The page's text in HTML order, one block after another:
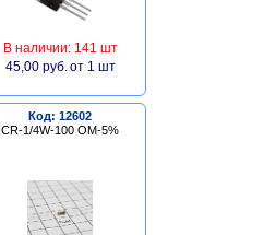
В наличии: 141 шт
45,00 руб. от 1 шт
Код: 12602
CR-1/4W-100 ОМ-5%